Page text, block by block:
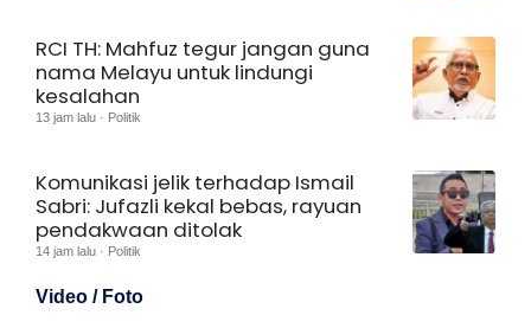
RCI TH: Mahfuz tegur jangan guna
nama Melayu untuk lindungi
kesalahan
13 jam lalu · Politik
Komunikasi jelik terhadap Ismail
Sabri: Jufazli kekal bebas, rayuan
pendakwaan ditolak
14 jam lalu · Politik
Video / Foto